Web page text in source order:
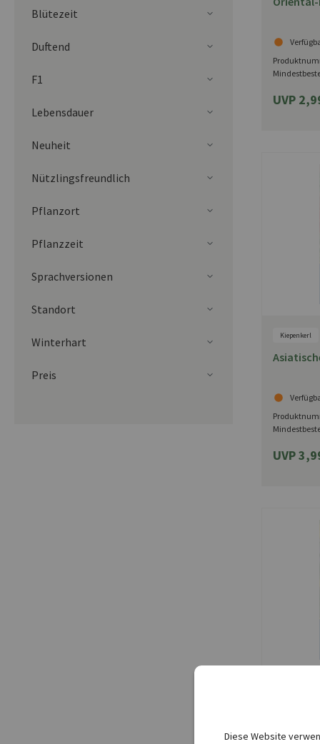
Blütezeit
Duftend
F1
Lebensdauer
Neuheit
Nützlingsfreundlich
Pflanzort
Pflanzzeit
Sprachversionen
Standort
Winterhart
Preis
UVP
Kiepenkerl
UVP
Diese Website